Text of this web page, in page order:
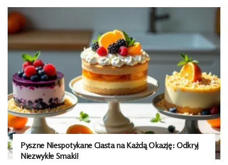
Pyszne Niespotykane Ciasta na Każdą Okazję: Odkryj
Niezwykłe Smaki!